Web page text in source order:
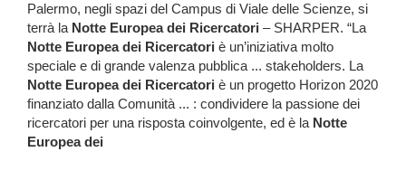
Palermo, negli spazi del Campus di Viale delle Scienze, si
terrà la Notte Europea dei Ricercatori – SHARPER. “La
Notte Europea dei Ricercatori è un’iniziativa molto
speciale e di grande valenza pubblica ... stakeholders. La
Notte Europea dei Ricercatori è un progetto Horizon 2020
finanziato dalla Comunità ... : condividere la passione dei
ricercatori per una risposta coinvolgente, ed è la Notte
Europea dei